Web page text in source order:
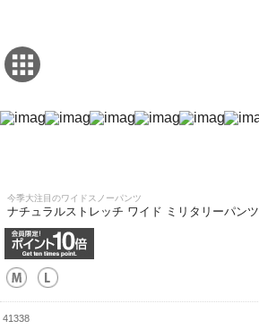
今季大注目のワイドスノーパンツ
ナチュラルストレッチ ワイド ミリタリーパンツ
41338